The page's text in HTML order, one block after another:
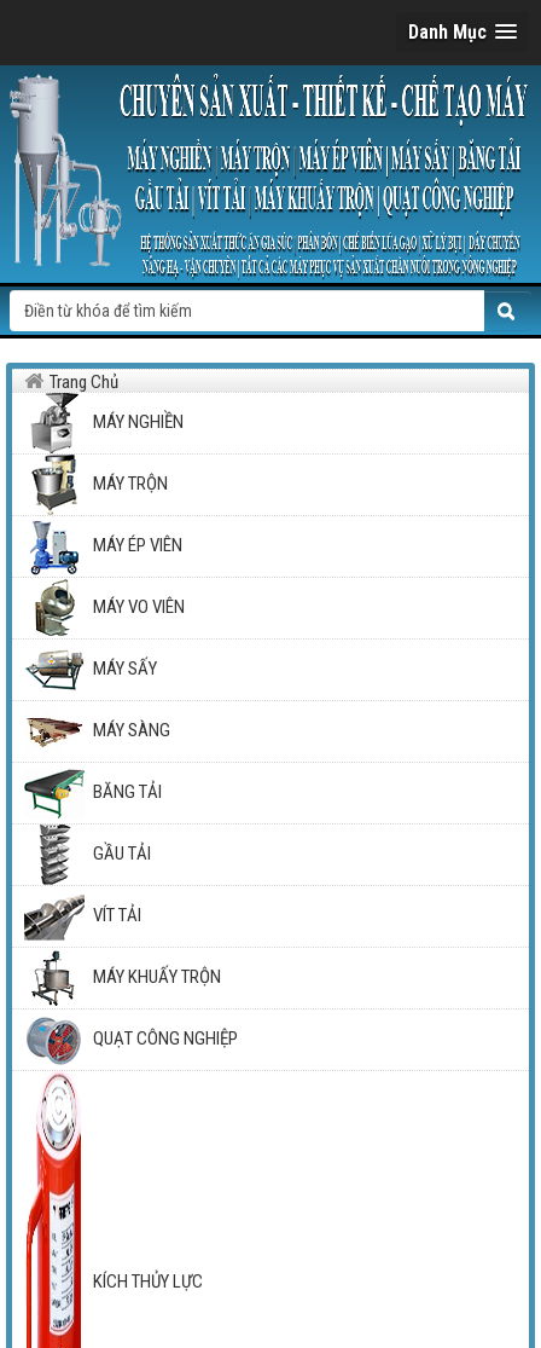
Danh Mục
Trang Chủ
MÁY NGHIỀN
MÁY TRỘN
MÁY ÉP VIÊN
MÁY VO VIÊN
MÁY SẤY
MÁY SÀNG
BĂNG TẢI
GẦU TẢI
VÍT TẢI
MÁY KHUẤY TRỘN
QUẠT CÔNG NGHIỆP
KÍCH THỦY LỰC